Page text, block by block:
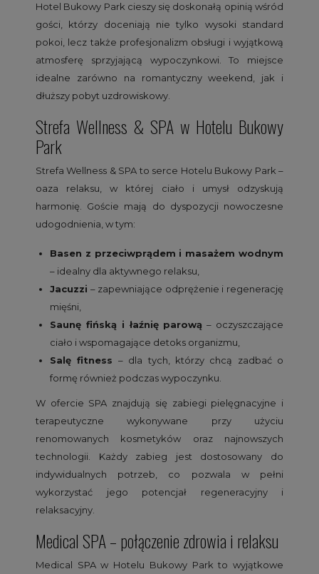
Hotel Bukowy Park cieszy się doskonałą opinią wśród
gości, którzy doceniają nie tylko wysoki standard
pokoi, lecz także profesjonalizm obsługi i wyjątkową
atmosferę sprzyjającą wypoczynkowi. To miejsce
idealne zarówno na romantyczny weekend, jak i
dłuższy pobyt uzdrowiskowy.
Strefa Wellness & SPA w Hotelu Bukowy
Park
Strefa Wellness & SPA to serce Hotelu Bukowy Park –
oaza relaksu, w której ciało i umysł odzyskują
harmonię. Goście mają do dyspozycji nowoczesne
udogodnienia, w tym:
Basen z przeciwprądem i masażem wodnym
– idealny dla aktywnego relaksu,
Jacuzzi – zapewniające odprężenie i regenerację
mięśni,
Saunę fińską i łaźnię parową – oczyszczające
ciało i wspomagające detoks organizmu,
Salę fitness – dla tych, którzy chcą zadbać o
formę również podczas wypoczynku.
W ofercie SPA znajdują się zabiegi pielęgnacyjne i
terapeutyczne wykonywane przy użyciu
renomowanych kosmetyków oraz najnowszych
technologii. Każdy zabieg jest dostosowany do
indywidualnych potrzeb, co pozwala w pełni
wykorzystać jego potencjał regeneracyjny i
relaksacyjny.
Medical SPA – połączenie zdrowia i relaksu
Medical SPA w Hotelu Bukowy Park to wyjątkowe